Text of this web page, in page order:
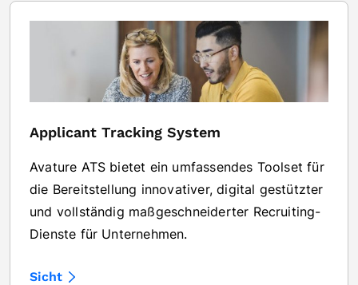
Applicant Tracking System
Avature ATS bietet ein umfassendes Toolset für
die Bereitstellung innovativer, digital gestützter
und vollständig maßgeschneiderter Recruiting-
Dienste für Unternehmen.
Sicht